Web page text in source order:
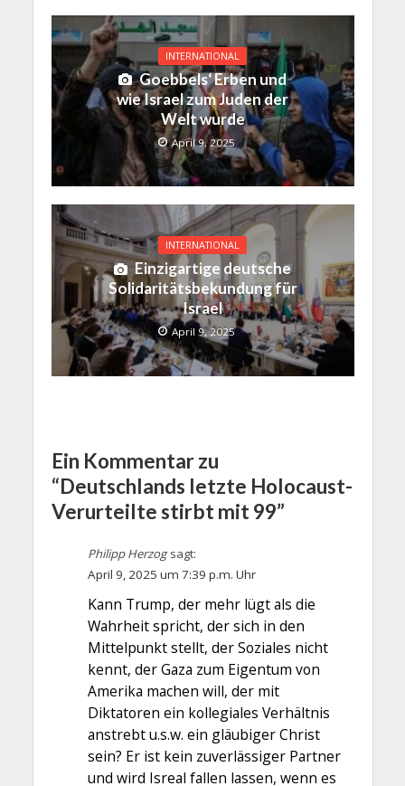
INTERNATIONAL
Goebbels‘ Erben und
wie Israel zum Juden der
Welt wurde
April 9, 2025
INTERNATIONAL
Einzigartige deutsche
Solidaritätsbekundung für
Israel
April 9, 2025
Ein Kommentar zu
“Deutschlands letzte Holocaust-
Verurteilte stirbt mit 99”
Philipp Herzog sagt:
April 9, 2025 um 7:39 p.m. Uhr
Kann Trump, der mehr lügt als die
Wahrheit spricht, der sich in den
Mittelpunkt stellt, der Soziales nicht
kennt, der Gaza zum Eigentum von
Amerika machen will, der mit
Diktatoren ein kollegiales Verhältnis
anstrebt u.s.w. ein gläubiger Christ
sein? Er ist kein zuverlässiger Partner
und wird Isreal fallen lassen, wenn es